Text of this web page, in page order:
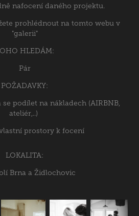
nafocení daného projektu.
prohlédnout na tomto webu v
"galerii"
HLEDÁM:
Pár
POŽADAVKY:
podílet na nákladech (AIRBNB,
ateliér,..)
prostory k focení
LOKALITA:
Brna a Židlochovic